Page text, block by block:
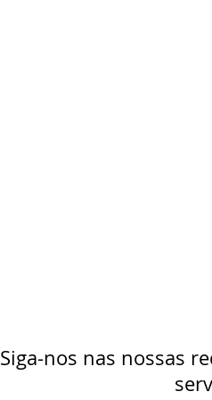
Siga-nos nas nossas